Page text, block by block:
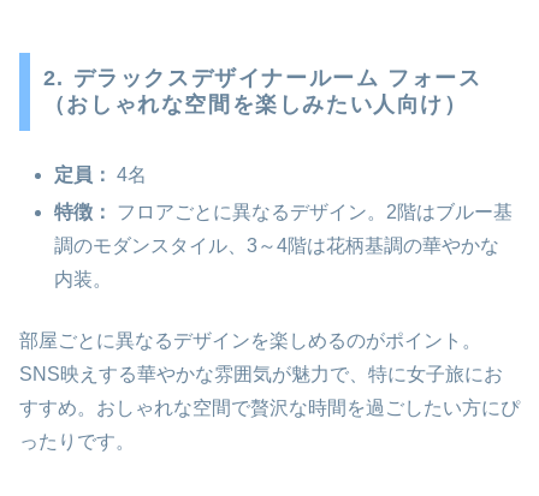
2. デラックスデザイナールーム フォース
（おしゃれな空間を楽しみたい人向け）
定員： 4名
特徴：
フロアごとに異なるデザイン。2階はブルー基
調のモダンスタイル、3～4階は花柄基調の華やかな
内装。
部屋ごとに異なるデザインを楽しめるのがポイント。
SNS映えする華やかな雰囲気が魅力で、特に女子旅にお
すすめ。おしゃれな空間で贅沢な時間を過ごしたい方にぴ
ったりです。